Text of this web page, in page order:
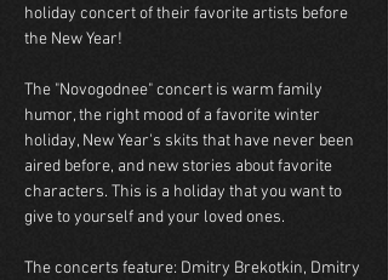
holiday concert of their favorite artists before
the New Year!
The "Novogodnee" concert is warm family
humor, the right mood of a favorite winter
holiday, New Year's skits that have never been
aired before, and new stories about favorite
characters. This is a holiday that you want to
give to yourself and your loved ones.
The concerts feature: Dmitry Brekotkin, Dmitry